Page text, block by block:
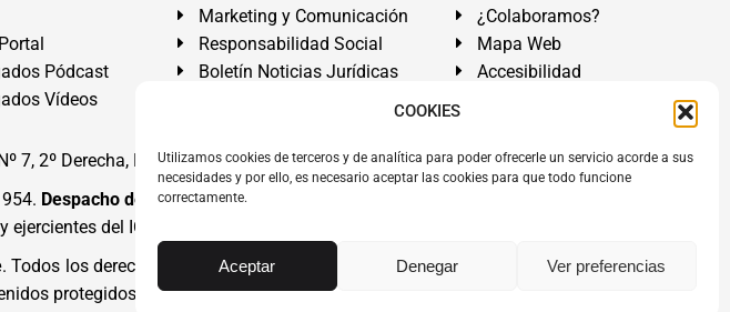
COOKIES
Utilizamos cookies de terceros y de analítica para poder ofrecerle un servicio acorde a sus
necesidades y por ello, es necesario aceptar las cookies para que todo funcione
correctamente.
Aceptar Denegar Ver preferencias
Pódcast
Vídeos
Marketing y Comunicación
Responsabilidad Social
Boletín Noticias Jurídicas
¿Colaboramos?
Mapa Web
Accesibilidad
7, 2º Derecha, El Médano, Granadilla de Abona, Santa Cruz de Tenerife. Islas Canarias.
Despacho de Abogados El Médano
del ICATF.
. Todos los derechos reservados.Álvarez Abogados ®y el logotipo son marca registrada.
protegidos por los derechos de propiedad intelectual, industrial y/o autor.